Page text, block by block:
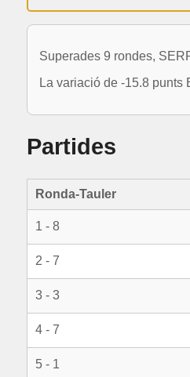
Superades 9 rondes,
La variació de -15.8
Partides
Ronda-Tauler
1 - 8
2 - 7
3 - 3
4 - 7
5 - 1